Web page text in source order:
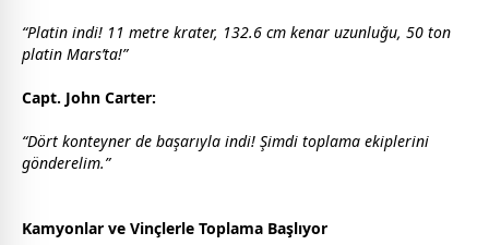
“Platin indi! 11 metre krater, 132.6 cm kenar uzunluğu, 50 ton
platin Mars’ta!”
Capt. John Carter:
“Dört konteyner de başarıyla indi! Şimdi toplama ekiplerini
gönderelim.”
Kamyonlar ve Vinçlerle Toplama Başlıyor